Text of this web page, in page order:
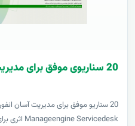
20 سناریوی موفق برای مدیریت آسان انفورماتیک
20 سناریو موفق برای مدیریت آسان
Manageengine Servicedesk اثری برای تمام..